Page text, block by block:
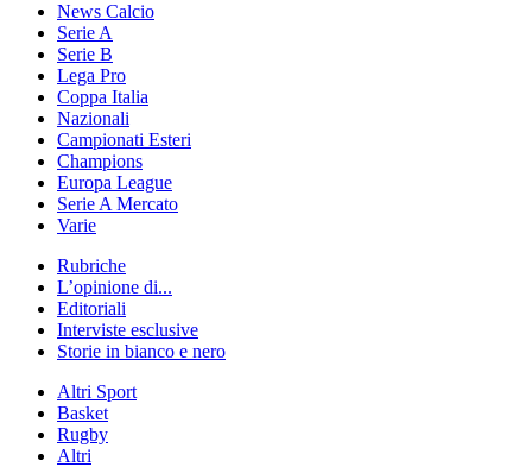
News Calcio
Serie A
Serie B
Lega Pro
Coppa Italia
Nazionali
Campionati Esteri
Champions
Europa League
Serie A Mercato
Varie
Rubriche
L’opinione di...
Editoriali
Interviste esclusive
Storie in bianco e nero
Altri Sport
Basket
Rugby
Altri